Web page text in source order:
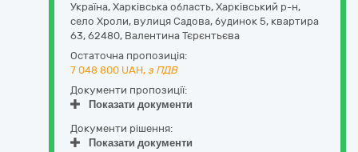
Україна, Харківська область, Харківський р-н,
село Хроли, вулиця Садова, будинок 5, квартира
63, 62480, Валентина Тєрєнтьєва
Остаточна пропозиція:
7 048 800 UAH, з ПДВ
Документи пропозиції:
Показати документи
Документи рішення:
Показати документи